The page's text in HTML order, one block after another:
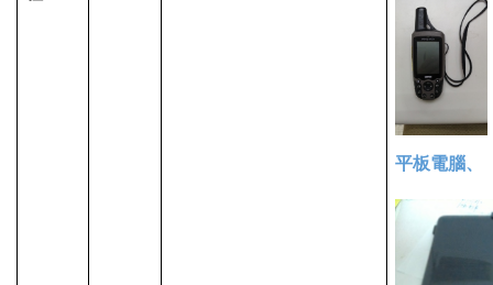
平板電腦、